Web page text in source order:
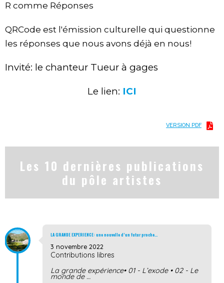
R comme Réponses
QRCode est l'émission culturelle qui questionne
les réponses que nous avons déjà en nous!
Invité: le chanteur Tueur à gages
Le lien: ICI
VERSION PDF
Les 10 dernières publications
du pôle artistes
LA GRANDE EXPERIENCE: une nouvelle d’un futur proche…
3 novembre 2022
Contributions libres
La grande expérience• 01 - L’exode • 02 - Le
monde de …